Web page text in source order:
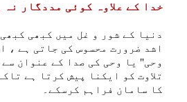
خدا کے علاوہ کوئی مددگار نہ
دنیا کے شور و غل میں کبھی
اشد ضرورت محسوس کی جاتی ہے ،
وحی" یا وحی کی صدا کے عنوان
تلاوت کو ایکنا پیش کرتا ہے
کا سامان فراہم کرسکے۔